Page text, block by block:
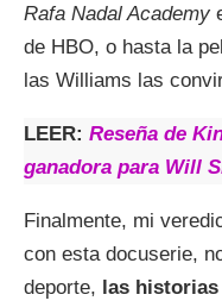
Rafa Nadal Academy
de HBO, o hasta la
las Williams las
LEER: Reseña de
ganadora para Will
Finalmente, mi
con esta docuserie,
deporte, las